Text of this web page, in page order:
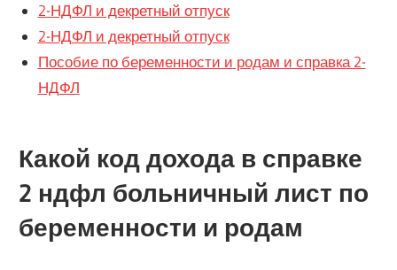
2-НДФЛ и декретный отпуск
2-НДФЛ и декретный отпуск
Пособие по беременности и родам и справка 2-
НДФЛ
Какой код дохода в справке
2 ндфл больничный лист по
беременности и родам